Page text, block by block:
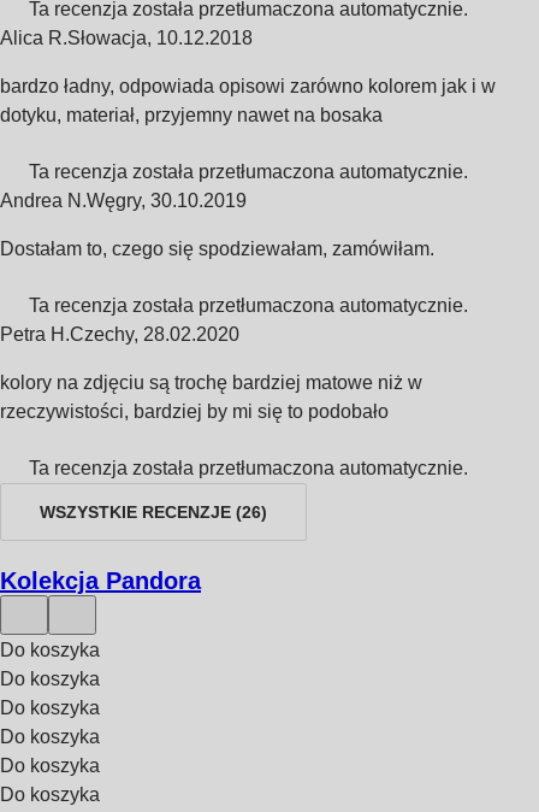
Ta recenzja została przetłumaczona automatycznie.
Alica R.Słowacja, 10.12.2018
bardzo ładny, odpowiada opisowi zarówno kolorem jak i w
dotyku, materiał, przyjemny nawet na bosaka
Ta recenzja została przetłumaczona automatycznie.
Andrea N.Węgry, 30.10.2019
Dostałam to, czego się spodziewałam, zamówiłam.
Ta recenzja została przetłumaczona automatycznie.
Petra H.Czechy, 28.02.2020
kolory na zdjęciu są trochę bardziej matowe niż w
rzeczywistości, bardziej by mi się to podobało
Ta recenzja została przetłumaczona automatycznie.
WSZYSTKIE RECENZJE (26)
Kolekcja Pandora
Do koszyka
Do koszyka
Do koszyka
Do koszyka
Do koszyka
Do koszyka